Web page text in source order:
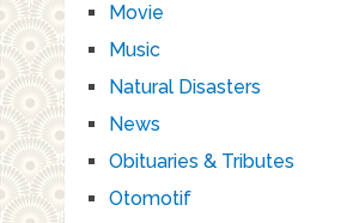
Movie
Music
Natural Disasters
News
Obituaries & Tributes
Otomotif